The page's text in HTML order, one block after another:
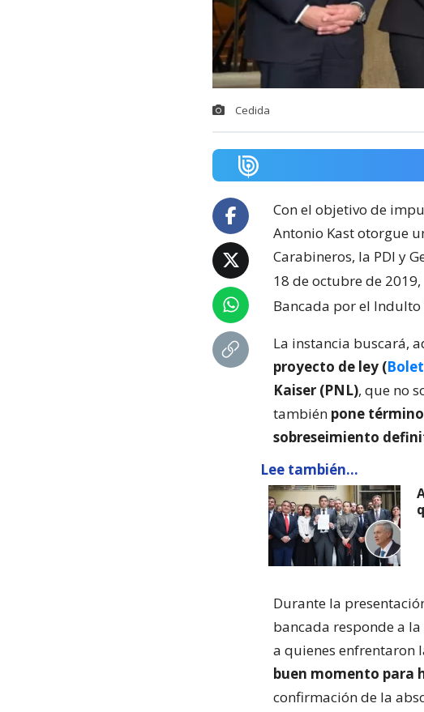
Cedida
Con el objetivo de
Antonio Kast otorgue
Carabineros, la PDI y
18 de octubre de 2019,
Bancada por el Indulto
La instancia buscará,
proyecto de ley (
Kaiser (PNL), que no
también pone
sobreseimiento
Lee también...
Durante la
bancada responde a
a quienes enfrentaron
buen momento para
confirmación de la